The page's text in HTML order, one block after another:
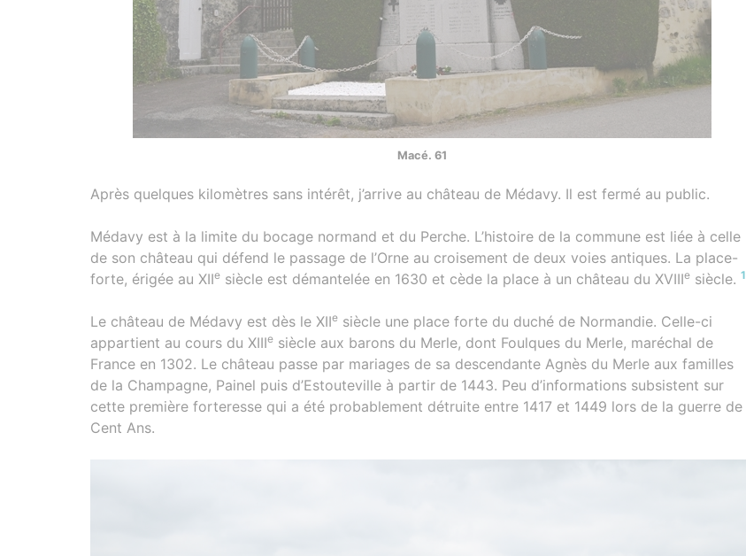
Macé. 61
Après quelques kilomètres sans intérêt, j’arrive au château de Médavy. Il est fermé au public.
Médavy est à la limite du bocage normand et du Perche. L’histoire de la commune est liée à celle
de son château qui défend le passage de l’Orne au croisement de deux voies antiques. La place-
forte, érigée au XIIe siècle est démantelée en 1630 et cède la place à un château du XVIIIe siècle. 1
Le château de Médavy est dès le XIIe siècle une place forte du duché de Normandie. Celle-ci
appartient au cours du XIIIe siècle aux barons du Merle, dont Foulques du Merle, maréchal de
France en 1302. Le château passe par mariages de sa descendante Agnès du Merle aux familles
de la Champagne, Painel puis d’Estouteville à partir de 1443. Peu d’informations subsistent sur
cette première forteresse qui a été probablement détruite entre 1417 et 1449 lors de la guerre de
Cent Ans.